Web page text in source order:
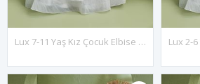
Lux 7-11 Yaş Kız Çocuk Elbise 30198 Kırık Beyaz